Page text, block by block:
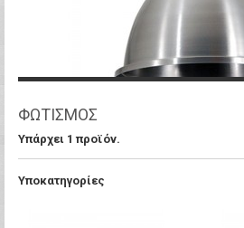
ΦΩΤΙΣΜΌΣ
Υπάρχει 1 προϊόν.
Υποκατηγορίες